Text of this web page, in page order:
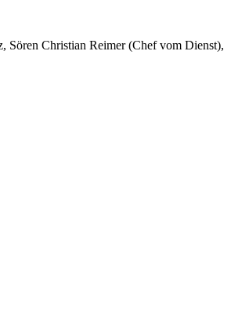
Sören Christian Reimer (Chef vom Dienst),